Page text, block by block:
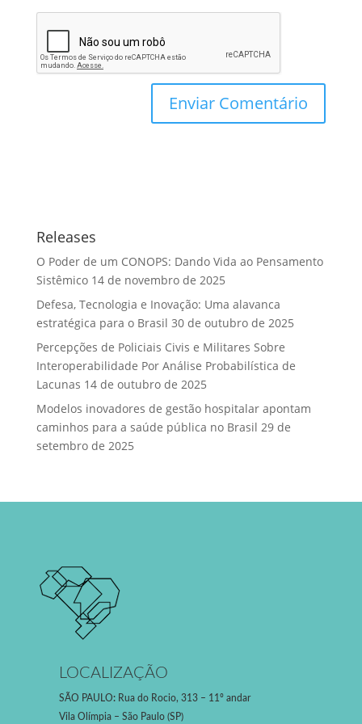
Releases
O Poder de um CONOPS: Dando Vida ao Pensamento
Sistêmico 14 de novembro de 2025
Defesa, Tecnologia e Inovação: Uma alavanca
estratégica para o Brasil 30 de outubro de 2025
Percepções de Policiais Civis e Militares Sobre
Interoperabilidade Por Análise Probabilística de
Lacunas 14 de outubro de 2025
Modelos inovadores de gestão hospitalar apontam
caminhos para a saúde pública no Brasil 29 de
setembro de 2025
LOCALIZAÇÃO
SÃO PAULO: Rua do Rocio, 313 – 11º andar
Vila Olímpia – São Paulo (SP)